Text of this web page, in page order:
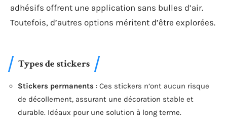
adhésifs offrent une application sans bulles d’air.
Toutefois, d’autres options méritent d’être explorées.
Types de stickers
Stickers permanents : Ces stickers n’ont aucun risque
de décollement, assurant une décoration stable et
durable. Idéaux pour une solution à long terme.